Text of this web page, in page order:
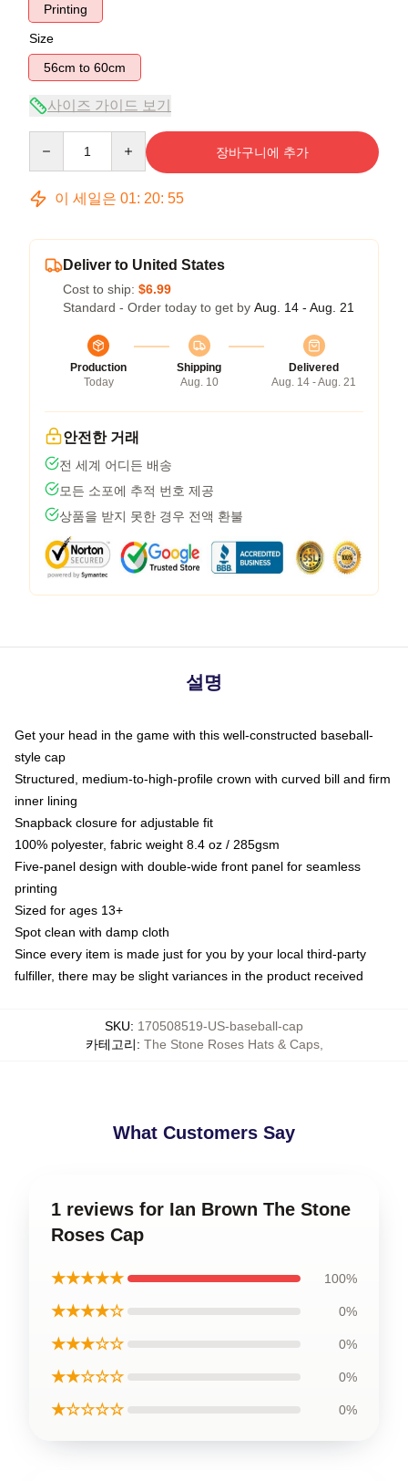
Printing
Size
56cm to 60cm
사이즈 가이드 보기
장바구니에 추가
이 세일은 01: 20: 54
Deliver to United States
Cost to ship: $6.99
Standard - Order today to get by Aug. 14 - Aug. 21
Production
Today
Shipping
Aug. 10
Delivered
Aug. 14 - Aug. 21
안전한 거래
전 세계 어디든 배송
모든 소포에 추적 번호 제공
상품을 받지 못한 경우 전액 환불
설명
Get your head in the game with this well-constructed baseball-
style cap
Structured, medium-to-high-profile crown with curved bill and firm
inner lining
Snapback closure for adjustable fit
100% polyester, fabric weight 8.4 oz / 285gsm
Five-panel design with double-wide front panel for seamless
printing
Sized for ages 13+
Spot clean with damp cloth
Since every item is made just for you by your local third-party
fulfiller, there may be slight variances in the product received
SKU: 170508519-US-baseball-cap
카테고리: The Stone Roses Hats & Caps,
What Customers Say
1 reviews for Ian Brown The Stone
Roses Cap
★★★★★ 100%
★★★★☆ 0%
★★★☆☆ 0%
★★☆☆☆ 0%
★☆☆☆☆ 0%